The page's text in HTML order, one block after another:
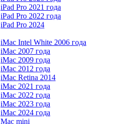
iPad Pro 2021 года
iPad Pro 2022 года
iPad Pro 2024
iMac Intel White 2006 года
iMac 2007 года
iMac 2009 года
iMac 2012 года
iMac Retina 2014
iMac 2021 года
iMac 2022 года
iMac 2023 года
iMac 2024 года
Mac mini